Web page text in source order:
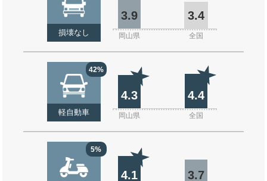
損壊なし
3.9 3.4
岡山県 全国
42%
軽自動車
4.3 4.4
岡山県 全国
5%
4.1 3.7